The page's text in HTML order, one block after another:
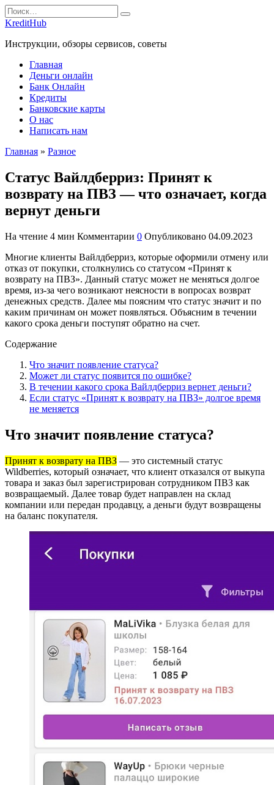
Перейти
к
Search
for:
KreditHub
Инструкции, обзоры сервисов, советы
Главная
Деньги онлайн
Банк Онлайн
Кредиты
Банковские карты
О нас
Написать нам
Главная » Разное
Статус Вайлдберриз: Принят к
возврату на ПВЗ — что означает, когда
вернут деньги
На чтение 4 мин Комментарии 0 Опубликовано 04.09.2023
Многие клиенты Вайлдберриз, которые оформили отмену или
отказ от покупки, столкнулись со статусом «Принят к
возврату на ПВЗ». Данный статус может не меняться долгое
время, из-за чего возникают неясности в вопросах возврат
денежных средств. Далее мы поясним что статус значит и по
каким причинам он может появляться. Объясним в течении
какого срока деньги поступят обратно на счет.
Содержание
Что значит появление статуса?
Может ли статус появится по ошибке?
В течении какого срока Вайлдберриз вернет деньги?
Если статус «Принят к возврату на ПВЗ» долгое время
не меняется
Что значит появление статуса?
Принят к возврату на ПВЗ — это системный статус
Wildberries, который означает, что клиент отказался от выкупа
товара и заказ был зарегистрирован сотрудником ПВЗ как
возвращаемый. Далее товар будет направлен на склад
компании или передан продавцу, а деньги будут возвращены
на баланс покупателя.